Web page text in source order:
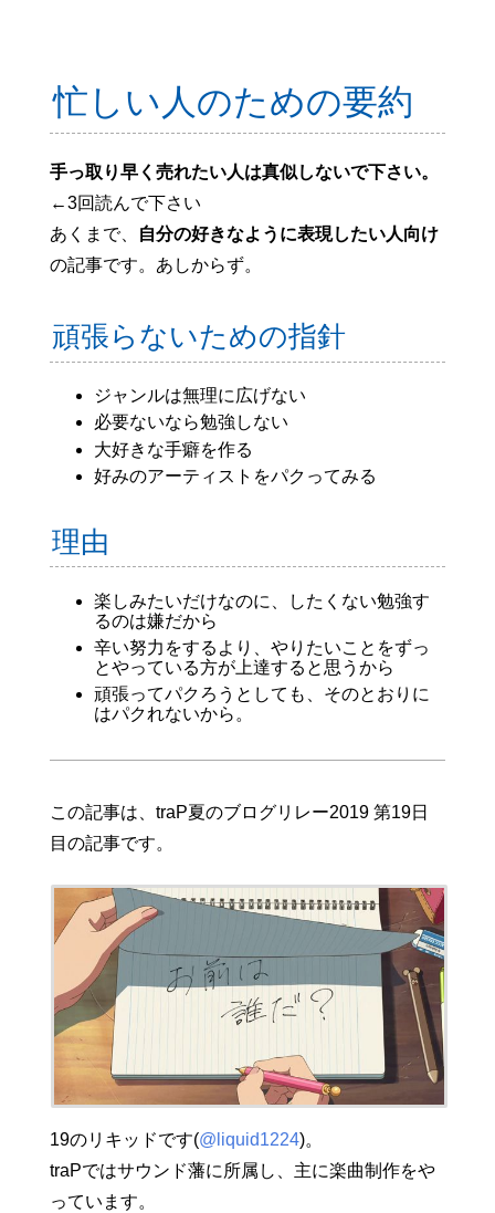
忙しい人のための要約
手っ取り早く売れたい人は真似しないで下さい。
←3回読んで下さい
あくまで、
自分の好きなように表現したい人向け
の記事です。あしからず。
頑張らないための指針
ジャンルは無理に広げない
必要ないなら勉強しない
大好きな手癖を作る
好みのアーティストをパクってみる
理由
楽しみたいだけなのに、したくない勉強す
るのは嫌だから
辛い努力をするより、やりたいことをずっ
とやっている方が上達すると思うから
頑張ってパクろうとしても、そのとおりに
はパクれないから。
この記事は、traP夏のブログリレー2019 第19日
目の記事です。
19のリキッドです(@liquid1224)。
traPではサウンド藩に所属し、主に楽曲制作をや
っています。